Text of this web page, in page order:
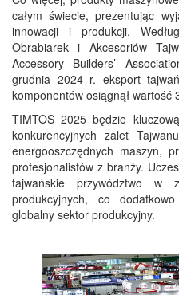
całym świecie, prezentując
innowacji i produkcji.
Obrabiarek i Akcesoriów
Accessory Builders’
grudnia 2024 r. eksport
komponentów osiągnął wartość
TIMTOS 2025 będzie
konkurencyjnych zalet
energooszczędnych maszyn,
profesjonalistów z branży.
tajwańskie przywództwo w
produkcyjnych, co
globalny sektor produkcyjny.